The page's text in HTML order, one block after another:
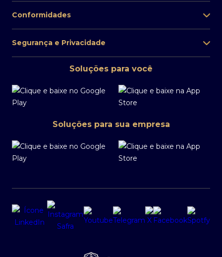
Atendimento aos portadores de Necessidades
Especiais Auditivas e de Fala:
0800 727 7555
Disponível de 2ª a 6ª, das 9h às 18h, exceto feriado.
Atendimento exclusivo pelo WhatsApp
Assistente Virtual de 2ª a 6ª, das 8h às 20h exceto
feriados. Você conta com o Atendimento
Humanizado de 2ª a 6ª, das 9h às 18h exceto
Conformidades
Segurança e Privacidade
Soluções para você
Soluções para sua empresa